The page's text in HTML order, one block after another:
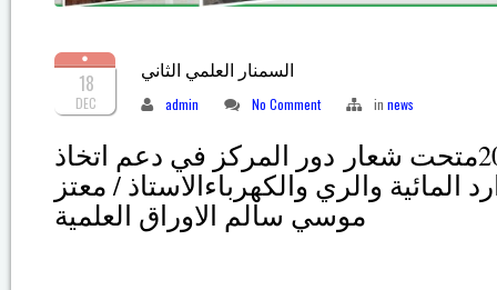
18
DEC
السمنار العلمي الثاني
admin No Comment in news
السمنار العلمي الثاني 2016متحت شعار دور المركز في دعم اتخاذ
المائية والري والكهرباءالاستاذ / معتز
موسي سالم الاوراق العلمية